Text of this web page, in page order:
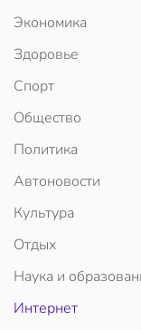
Экономика
Здоровье
Спорт
Общество
Политика
Автоновости
Культура
Отдых
Наука и
Интернет